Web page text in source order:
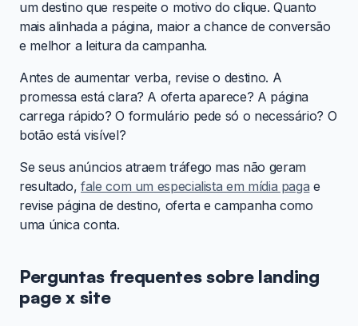
um destino que respeite o motivo do clique. Quanto
mais alinhada a página, maior a chance de conversão
e melhor a leitura da campanha.
Antes de aumentar verba, revise o destino. A
promessa está clara? A oferta aparece? A página
carrega rápido? O formulário pede só o necessário? O
botão está visível?
Se seus anúncios atraem tráfego mas não geram
resultado,fale com um especialista em mídia paga e
revise página de destino, oferta e campanha como
uma única conta.
Perguntas frequentes sobre landing
page x site